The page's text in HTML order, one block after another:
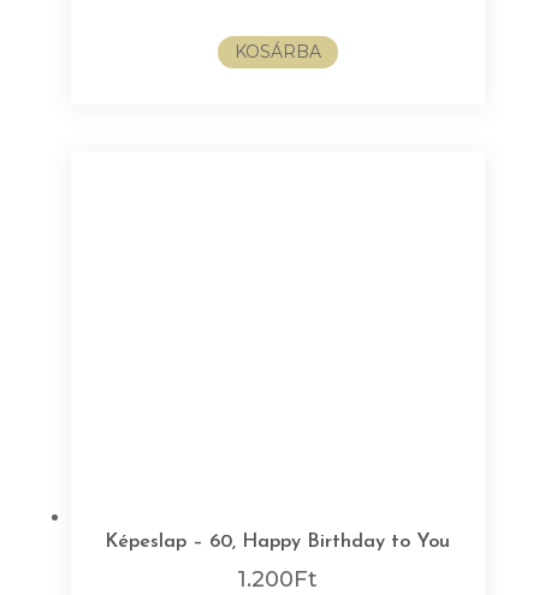
KOSÁRBA
Képeslap – 60, Happy Birthday to You
1.200Ft